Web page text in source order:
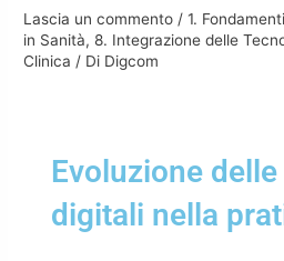
Lascia un commento /1.
in Sanità, 8. Integrazione delle
Clinica / Di Digcom
Evoluzione
digitali nella